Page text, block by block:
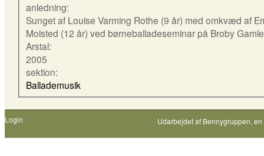
anledning:
Sunget af Louise Varming Rothe (9 år) med omkvæd af
Molsted (12 år) ved børneballadeseminar på Broby
Arstal:
2005
sektion:
Ballademusik
Login Udarbejdet af Bennygruppen,